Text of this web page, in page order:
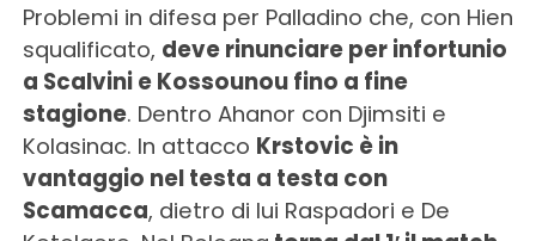
Problemi in difesa per Palladino che, con Hien
squalificato, deve rinunciare per infortunio
a Scalvini e Kossounou fino a fine
stagione. Dentro Ahanor con Djimsiti e
Kolasinac. In attacco Krstovic è in
vantaggio nel testa a testa con
Scamacca, dietro di lui Raspadori e De